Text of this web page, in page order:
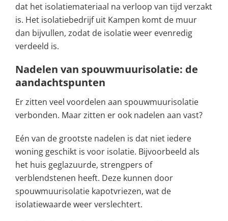
dat het isolatiemateriaal na verloop van tijd verzakt
is. Het isolatiebedrijf uit Kampen komt de muur
dan bijvullen, zodat de isolatie weer evenredig
verdeeld is.
Nadelen van spouwmuurisolatie: de
aandachtspunten
Er zitten veel voordelen aan spouwmuurisolatie
verbonden. Maar zitten er ook nadelen aan vast?
Eén van de grootste nadelen is dat niet iedere
woning geschikt is voor isolatie. Bijvoorbeeld als
het huis geglazuurde, strengpers of
verblendstenen heeft. Deze kunnen door
spouwmuurisolatie kapotvriezen, wat de
isolatiewaarde weer verslechtert.